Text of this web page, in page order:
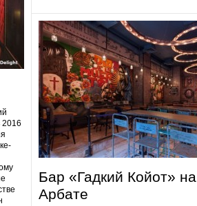
2016
Бар «Гадкий Койот» на
Арбате